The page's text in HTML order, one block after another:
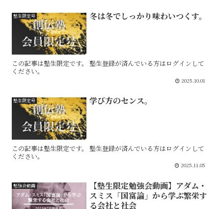
塾生限定号 冬は冬でしっかり味わいつくす。
この記事は塾生限定です。 塾生登録が済んでいる方はログインして
ください。
2025.10.01
塾生限定号 学び方のセンス。
この記事は塾生限定です。 塾生登録が済んでいる方はログインして
ください。
2025.11.05
勉強会動画
【塾生限定勉強会動画】アダム・
スミス「国富論」から学ぶ繁栄す
る会社と社会